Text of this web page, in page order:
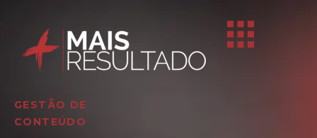
GESTÃO DE
CONTEÚDO